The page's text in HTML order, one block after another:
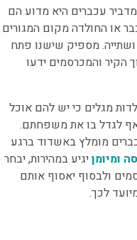
עכברים היא מדוע הם
או החולדה מקום המגורים
ושתייה. מספיק שישנו פתח
הקיר והמכרסמים ידעו
מגלים כי יש להם אוכל
לגדל בו את משפחתם.
מומלץ באשדוד ברגע
ומיומןיגיע במהירות, יבחר
ולבסוף יאסוף אותם
לכך.